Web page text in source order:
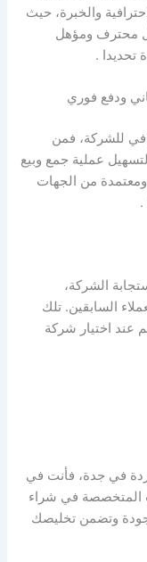
والخبرة، حيث
محترف ومؤهل
تحديدا .
ودفع فوري
للشركة، فمن
عملية جمع وبيع
من الجهات
.
الشركة،
السابقين. تلك
عند اختيار شركة
في جدة، فأنت في
المتخصصة في شراء
وتضمن تخليصك